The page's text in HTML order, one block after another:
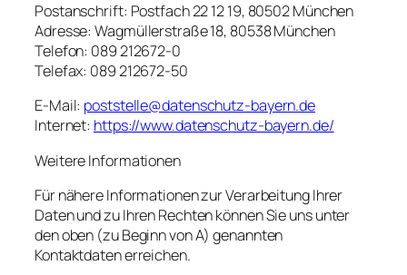
Postanschrift: Postfach 22 12 19, 80502 München
Adresse: Wagmüllerstraße 18, 80538 München
Telefon: 089 212672-0
Telefax: 089 212672-50
E-Mail: poststelle@datenschutz-bayern.de
Internet: https://www.datenschutz-bayern.de/
Weitere Informationen
Für nähere Informationen zur Verarbeitung Ihrer
Daten und zu Ihren Rechten können Sie uns unter
den oben (zu Beginn von A) genannten
Kontaktdaten erreichen.